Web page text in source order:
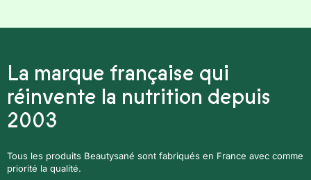
La marque française qui
réinvente la nutrition depuis
2003
Tous les produits Beautysané sont fabriqués en France avec comme
priorité la qualité.